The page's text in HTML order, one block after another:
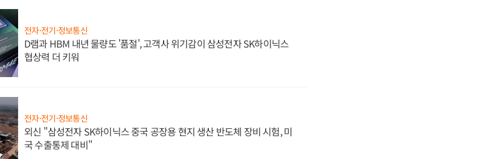
전자·전기·정보통신
D램과 HBM 내년 물량도 '품절', 고객사 위기감이 삼성전자 SK하이닉스
협상력 더 키워
전자·전기·정보통신
외신 "삼성전자 SK하이닉스 중국 공장용 현지 생산 반도체 장비 시험, 미
국 수출통제 대비"